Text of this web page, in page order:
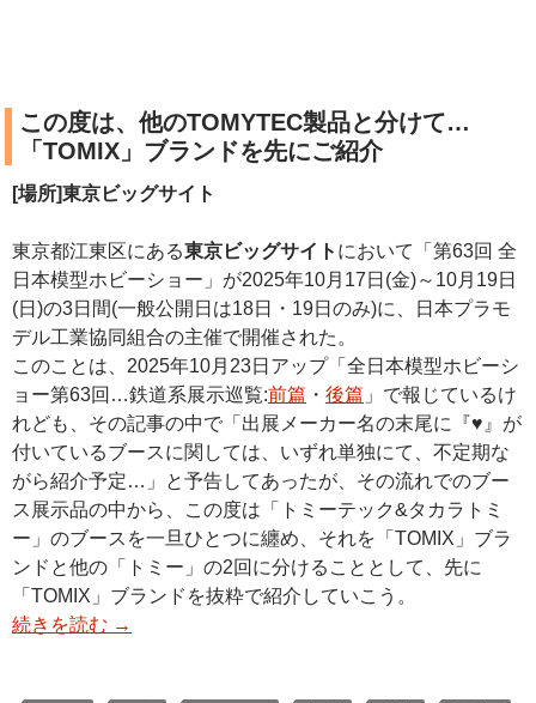
この度は、他のTOMYTEC製品と分けて…
「TOMIX」ブランドを先にご紹介
[場所]東京ビッグサイト
東京都江東区にある東京ビッグサイト において「第63回 全
日本模型ホビーショー」が2025年10月17日(金)～10月19日
(日)の3日間(一般公開日は18日・19日のみ)に、日本プラモ
デル工業協同組合の主催で開催された。
このことは、2025年10月23日アップ「全日本模型ホビーシ
ョー第63回…鉄道系展示巡覧:前篇 ・ 後篇 」で報じているけ
れども、その記事の中で「出展メーカー名の末尾に『♥』が
付いているブースに関しては、いずれ単独にて、不定期な
がら紹介予定…」と予告してあったが、その流れでのブー
ス展示品の中から、この度は「トミーテック&タカラトミ
ー」のブースを一旦ひとつに纏め、それを「TOMIX」ブラ
ンドと他の「トミー」の2回に分けることとして、先に
「TOMIX」ブランドを抜粋で紹介していこう。
続きを読む →